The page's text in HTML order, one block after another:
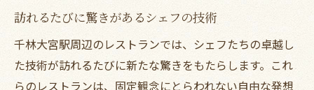
訪れるたびに驚きがあるシェフの技術
千林大宮駅周辺のレストランでは、シェフたちの卓越し
た技術が訪れるたびに新たな驚きをもたらします。これ
らのレストランは、固定観念にとらわれない自由な発想